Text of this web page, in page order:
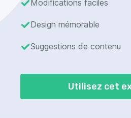
Modifications faciles
Design mémorable
Suggestions de contenu
Utilisez cet